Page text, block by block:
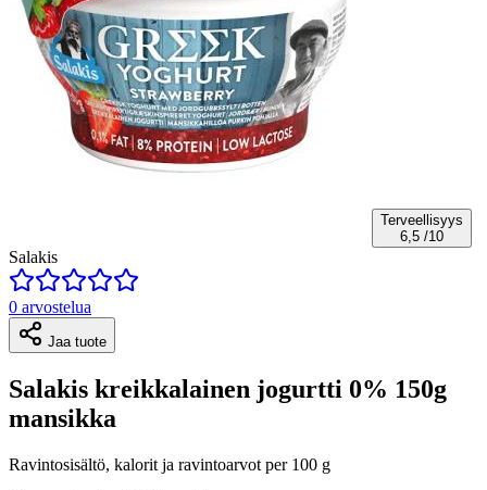
Terveellisyys
6,5 /10
Salakis
0 arvostelua
Jaa tuote
Salakis kreikkalainen jogurtti 0% 150g
mansikka
Ravintosisältö, kalorit ja ravintoarvot per 100 g